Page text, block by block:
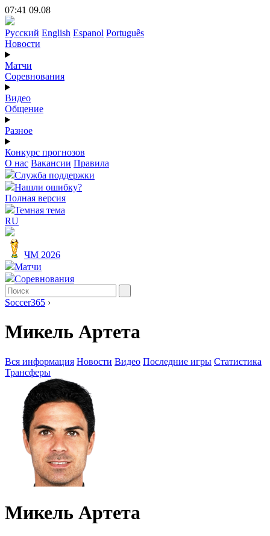
07:41 09.08
Русский English Espanol Português
Новости
Матчи
Соревнования
Видео
Общение
Разное
Конкурс прогнозов
О нас Вакансии Правила
Служба поддержки
Нашли ошибку?
Полная версия
Темная тема
RU
ЧМ 2026
Матчи
Соревнования
Soccer365 ›
Микель Артета
Вся информация Новости Видео Последние игры Статистика
Трансферы
Микель Артета